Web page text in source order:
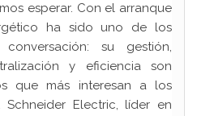
esperar. Con el arranque
ha sido uno de los
su gestión,
y eficiencia son
que más interesan a los
Electric, líder en